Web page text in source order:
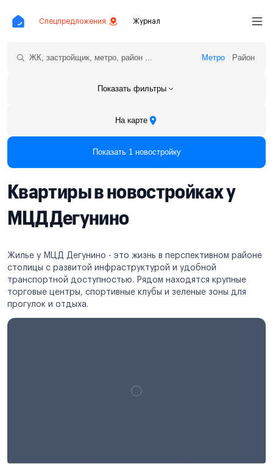
Спецпредложения Журнал
Метро Район
Показать фильтры
На карте
Показать 1 новостройку
Квартиры в новостройках у
МЦД Дегунино
Жилье у МЦД Дегунино - это жизнь в перспективном районе
столицы с развитой инфраструктурой и удобной
транспортной доступностью. Рядом находятся крупные
торговые центры, спортивные клубы и зеленые зоны для
прогулок и отдыха.